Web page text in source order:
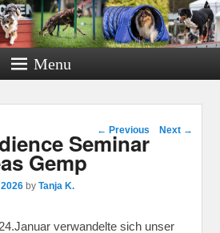
Menu
Post navigation
← Previous Next →
Seminar
Gemp
byTanja K.
verwandelte sich unser